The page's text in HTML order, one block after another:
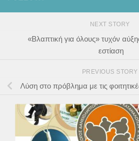
NEXT STORY
«Βλαπτική για όλους» τυχόν
εστίαση
PREVIOUS STORY
Λύση στο πρόβλημα με τις